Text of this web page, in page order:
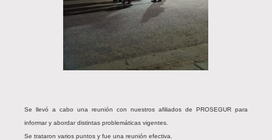
Se llevó a cabo una reunión con nuestros afiliados de PROSEGUR para
informar y abordar distintas problemáticas vigentes.
Se trataron varios puntos y fue una reunión efectiva.